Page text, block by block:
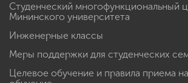
Студенческий многофункциональный
Мининского университета
Инженерные классы
Меры поддержки для студенческих
Целевое обучение и правила приема